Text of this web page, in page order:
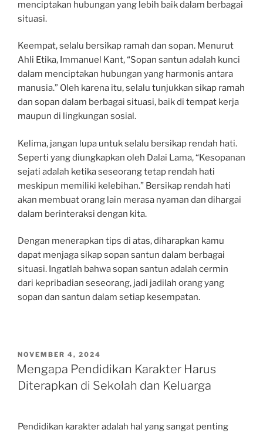
menciptakan hubungan yang lebih baik dalam berbagai
situasi.
Keempat, selalu bersikap ramah dan sopan. Menurut
Ahli Etika, Immanuel Kant, “Sopan santun adalah kunci
dalam menciptakan hubungan yang harmonis antara
manusia.” Oleh karena itu, selalu tunjukkan sikap ramah
dan sopan dalam berbagai situasi, baik di tempat kerja
maupun di lingkungan sosial.
Kelima, jangan lupa untuk selalu bersikap rendah hati.
Seperti yang diungkapkan oleh Dalai Lama, “Kesopanan
sejati adalah ketika seseorang tetap rendah hati
meskipun memiliki kelebihan.” Bersikap rendah hati
akan membuat orang lain merasa nyaman dan dihargai
dalam berinteraksi dengan kita.
Dengan menerapkan tips di atas, diharapkan kamu
dapat menjaga sikap sopan santun dalam berbagai
situasi. Ingatlah bahwa sopan santun adalah cermin
dari kepribadian seseorang, jadi jadilah orang yang
sopan dan santun dalam setiap kesempatan.
POSTED
ON
NOVEMBER 4, 2024
Mengapa Pendidikan Karakter Harus
Diterapkan di Sekolah dan Keluarga
Pendidikan karakter adalah hal yang sangat penting